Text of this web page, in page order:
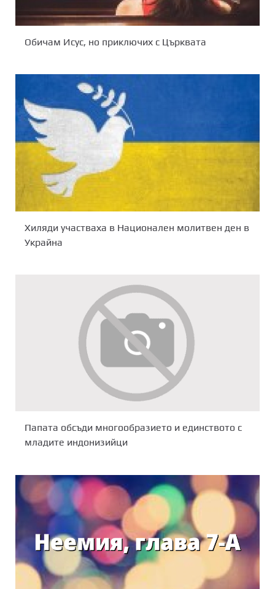
Обичам Исус, но приключих с Църквата
Хиляди участваха в Национален молитвен ден в
Украйна
Папата обсъди многообразието и единството с
младите индонизийци